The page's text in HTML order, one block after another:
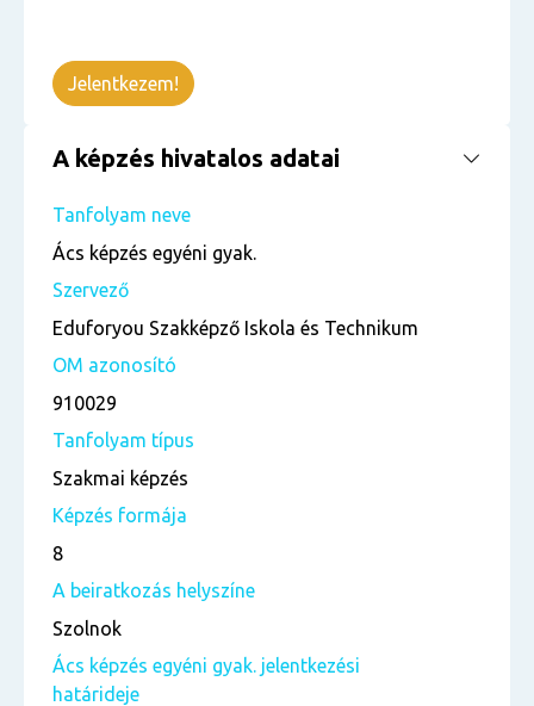
Jelentkezem!
A képzés hivatalos adatai
Tanfolyam neve
Ács képzés egyéni gyak.
Szervező
Eduforyou Szakképző Iskola és Technikum
OM azonosító
910029
Tanfolyam típus
Szakmai képzés
Képzés formája
8
A beiratkozás helyszíne
Szolnok
Ács képzés egyéni gyak. jelentkezési
határideje